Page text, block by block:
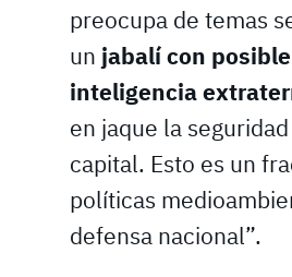
preocupa de temas
un jabalí con posible
inteligencia
en jaque la
capital. Esto es un
políticas
defensa nacional”.